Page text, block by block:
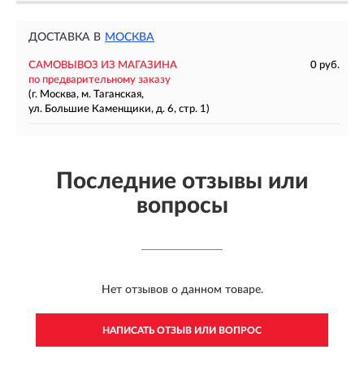
ДОСТАВКА В МОСКВА
САМОВЫВОЗ ИЗ МАГАЗИНА
0 руб.
по предварительному заказу
(г. Москва, м. Таганская,
ул. Большие Каменщики, д. 6, стр. 1)
Последние отзывы или
вопросы
Нет отзывов о данном товаре.
НАПИСАТЬ ОТЗЫВ ИЛИ ВОПРОС